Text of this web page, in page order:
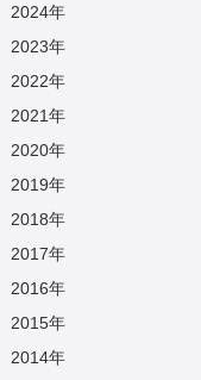
2024年
2023年
2022年
2021年
2020年
2019年
2018年
2017年
2016年
2015年
2014年